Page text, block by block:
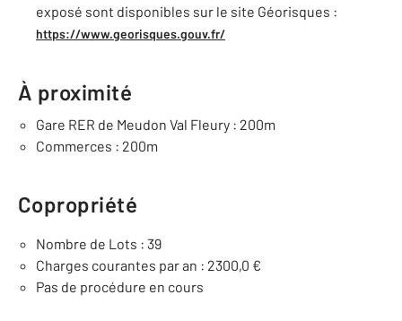
exposé sont disponibles sur le site Géorisques :
https://www.georisques.gouv.fr/
À proximité
Gare RER de Meudon Val Fleury : 200m
Commerces : 200m
Copropriété
Nombre de Lots : 39
Charges courantes par an : 2300,0 €
Pas de procédure en cours